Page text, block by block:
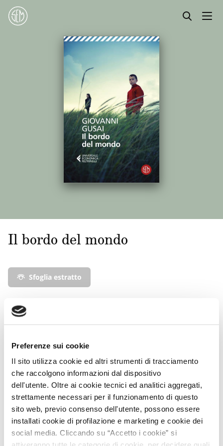
Preferenze sui cookie
Il sito utilizza cookie ed altri strumenti di tracciamento
che raccolgono informazioni dal dispositivo
dell'utente. Oltre ai cookie tecnici ed analitici aggregati,
strettamente necessari per il funzionamento di questo
sito web, previo consenso dell'utente, possono essere
installati cookie di profilazione e marketing e cookie dei
social media. Cliccando su “Accetto i cookie” si
Il bordo del mondo
Sfoglia estratto
BROSSURA
11,40 €
12,00 € -5%
Acquista su Feltrinelli.it
Acquista su Ibs.it
“Gusai accoglie la lezione universale di Deledda senza